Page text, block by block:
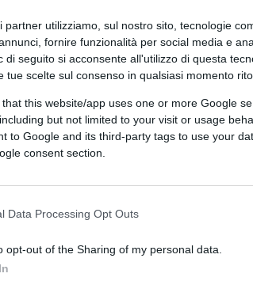
partner utilizziamo, sul nostro sito, tecnologie
fornire funzionalità per social media e
di seguito si acconsente all'utilizzo di questa
tue scelte sul consenso in qualsiasi momento
that this website/app uses one or more Google
but not limited to your visit or usage
to Google and its third-party tags to use your
consent section.
Data Processing Opt Outs
opt-out of the Sharing of my personal data.
al viaggio centro-americano di
sul tema anche Aldo Grasso sul